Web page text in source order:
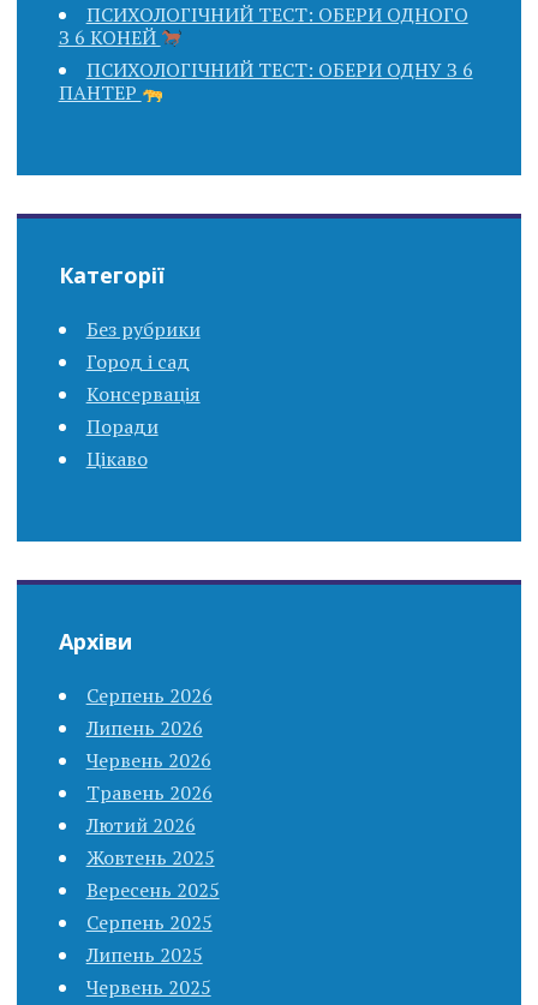
ПСИХОЛОГІЧНИЙ ТЕСТ: ОБЕРИ ОДНОГО
З 6 КОНЕЙ
ПСИХОЛОГІЧНИЙ ТЕСТ: ОБЕРИ ОДНУ З 6
ПАНТЕР
Категорії
Без рубрики
Город і сад
Консервація
Поради
Цікаво
Архіви
Серпень 2026
Липень 2026
Червень 2026
Травень 2026
Лютий 2026
Жовтень 2025
Вересень 2025
Серпень 2025
Липень 2025
Червень 2025